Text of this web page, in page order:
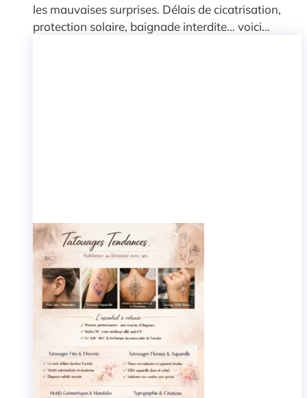
les mauvaises surprises. Délais de cicatrisation,
protection solaire, baignade interdite… voici…